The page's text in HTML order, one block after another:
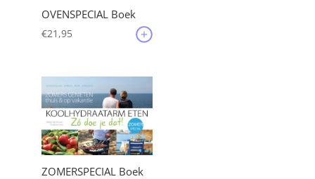
OVENSPECIAL Boek
€21,95
ZOMERSPECIAL Boek